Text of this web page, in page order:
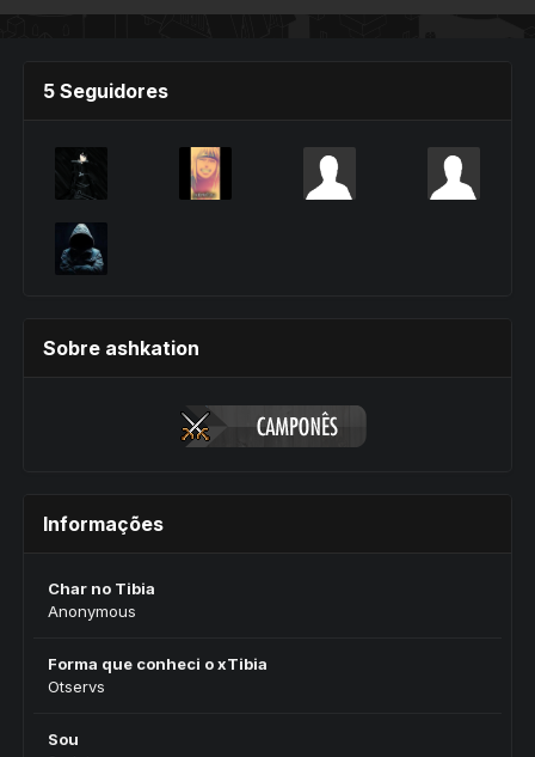
5 Seguidores
Sobre ashkation
Informações
Char no Tibia
Anonymous
Forma que conheci o xTibia
Otservs
Sou